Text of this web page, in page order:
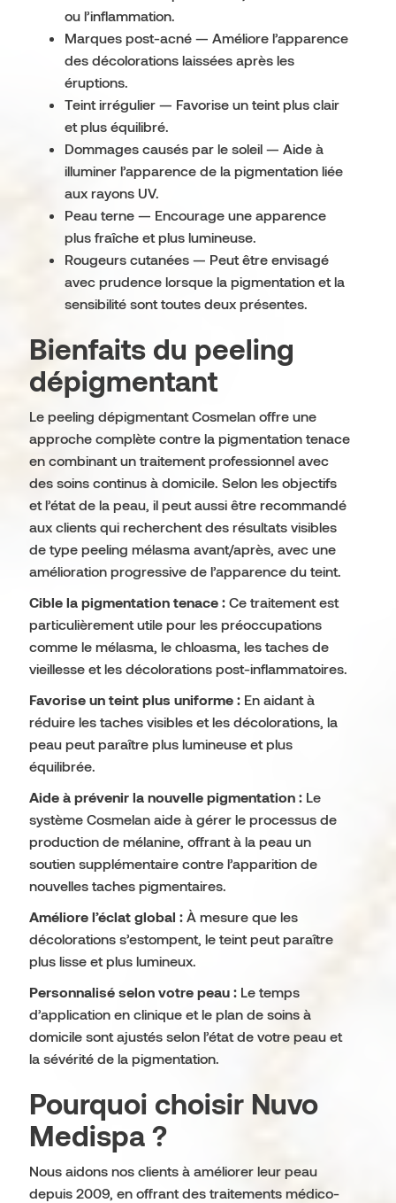
ou l’inflammation.
Marques post-acné — Améliore l’apparence
des décolorations laissées après les
éruptions.
Teint irrégulier — Favorise un teint plus clair
et plus équilibré.
Dommages causés par le soleil — Aide à
illuminer l’apparence de la pigmentation liée
aux rayons UV.
Peau terne — Encourage une apparence
plus fraîche et plus lumineuse.
Rougeurs cutanées — Peut être envisagé
avec prudence lorsque la pigmentation et la
sensibilité sont toutes deux présentes.
Bienfaits du peeling
dépigmentant
Le peeling dépigmentant Cosmelan offre une
approche complète contre la pigmentation tenace
en combinant un traitement professionnel avec
des soins continus à domicile. Selon les objectifs
et l’état de la peau, il peut aussi être recommandé
aux clients qui recherchent des résultats visibles
de type peeling mélasma avant/après, avec une
amélioration progressive de l’apparence du teint.
Cible la pigmentation tenace : Ce traitement est
particulièrement utile pour les préoccupations
comme le mélasma, le chloasma, les taches de
vieillesse et les décolorations post-inflammatoires.
Favorise un teint plus uniforme : En aidant à
réduire les taches visibles et les décolorations, la
peau peut paraître plus lumineuse et plus
équilibrée.
Aide à prévenir la nouvelle pigmentation : Le
système Cosmelan aide à gérer le processus de
production de mélanine, offrant à la peau un
soutien supplémentaire contre l’apparition de
nouvelles taches pigmentaires.
Améliore l’éclat global : À mesure que les
décolorations s’estompent, le teint peut paraître
plus lisse et plus lumineux.
Personnalisé selon votre peau : Le temps
d’application en clinique et le plan de soins à
domicile sont ajustés selon l’état de votre peau et
la sévérité de la pigmentation.
Pourquoi choisir Nuvo
Medispa ?
Nous aidons nos clients à améliorer leur peau
depuis 2009, en offrant des traitements médico-